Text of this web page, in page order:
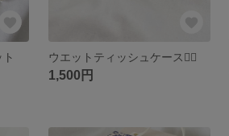
ウエットティッシュケース❁⃘
1,500円